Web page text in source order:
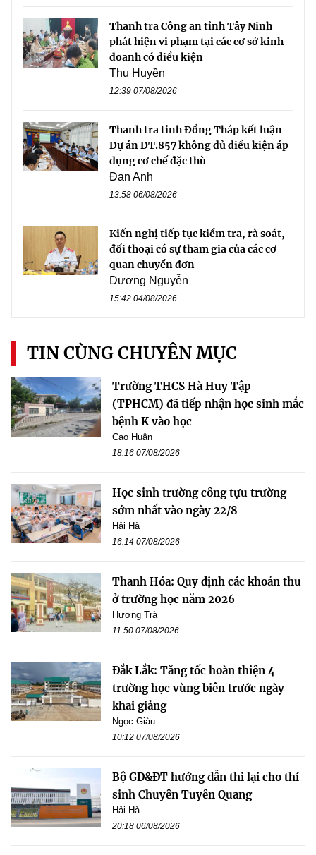
Thanh tra Công an tỉnh Tây Ninh
phát hiện vi phạm tại các cơ sở kinh
doanh có điều kiện
Thu Huyền
12:39 07/08/2026
Thanh tra tỉnh Đồng Tháp kết luận
Dự án ĐT.857 không đủ điều kiện áp
dụng cơ chế đặc thù
Đan Anh
13:58 06/08/2026
Kiến nghị tiếp tục kiểm tra, rà soát,
đối thoại có sự tham gia của các cơ
quan chuyển đơn
Dương Nguyễn
15:42 04/08/2026
TIN CÙNG CHUYÊN MỤC
Trường THCS Hà Huy Tập
(TPHCM) đã tiếp nhận học sinh mắc
bệnh K vào học
Cao Huân
18:16 07/08/2026
Học sinh trường công tựu trường
sớm nhất vào ngày 22/8
Hải Hà
16:14 07/08/2026
Thanh Hóa: Quy định các khoản thu
ở trường học năm 2026
Hương Trà
11:50 07/08/2026
Đắk Lắk: Tăng tốc hoàn thiện 4
trường học vùng biên trước ngày
khai giảng
Ngọc Giàu
10:12 07/08/2026
Bộ GD&ĐT hướng dẫn thi lại cho thí
sinh Chuyên Tuyên Quang
Hải Hà
20:18 06/08/2026